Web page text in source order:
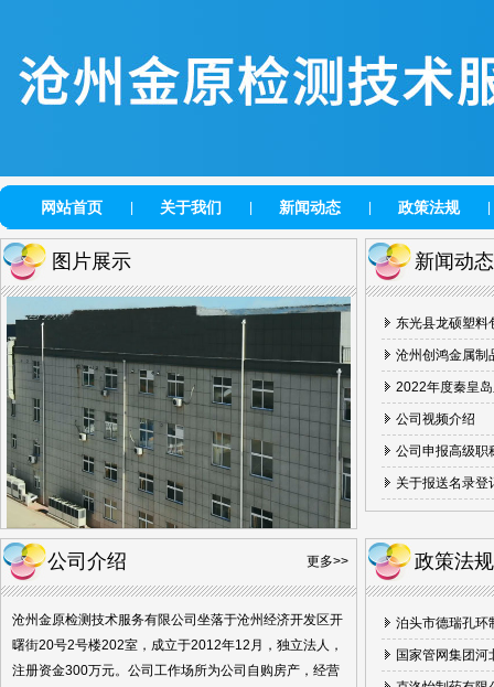
网站首页 关于我们 新闻动态 政策法规
图片展示 新闻动态
2022年度秦皇
公司视频介绍
公司申报高级职
关于报送名录登
公司介绍 更多>>
沧州金原检测技术服务有限公司坐落于沧州经济开发区开
曙街20号2号楼202室，成立于2012年12月，独立法人，
注册资金300万元。公司工作场所为公司自购房产，经营
政策法规